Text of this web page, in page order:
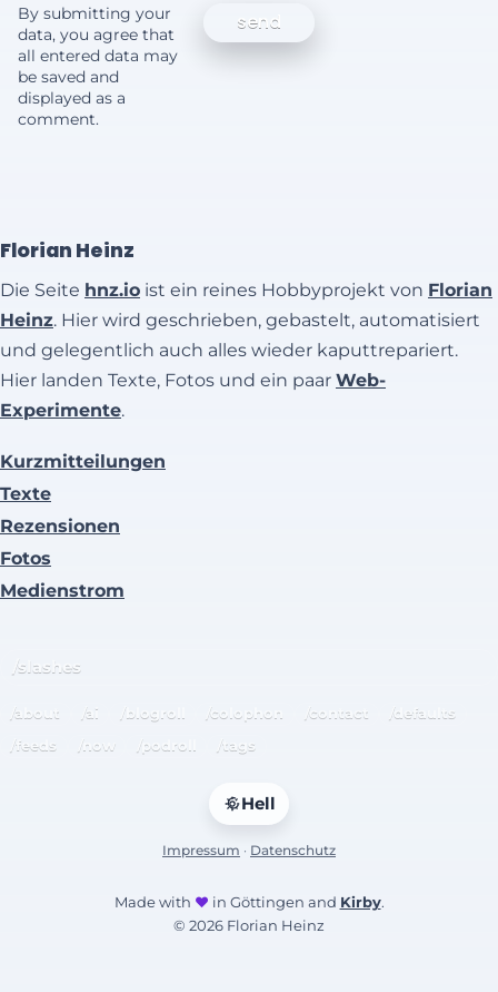
By submitting your
data, you agree that
all entered data may
be saved and
displayed as a
comment.
Florian Heinz
Die Seite hnz.io ist ein reines Hobbyprojekt von Florian
Heinz. Hier wird geschrieben, gebastelt, automatisiert
und gelegentlich auch alles wieder kaputtrepariert.
Hier landen Texte, Fotos und ein paar Web-
Experimente.
Kurzmitteilungen
Texte
Rezensionen
Fotos
Medienstrom
/slashes
/about /ai /blogroll /colophon /contact
/defaults
/feeds
/now /podroll /tags
Hell
Impressum · Datenschutz
Made with ♥ in Göttingen and Kirby.
© 2026 Florian Heinz